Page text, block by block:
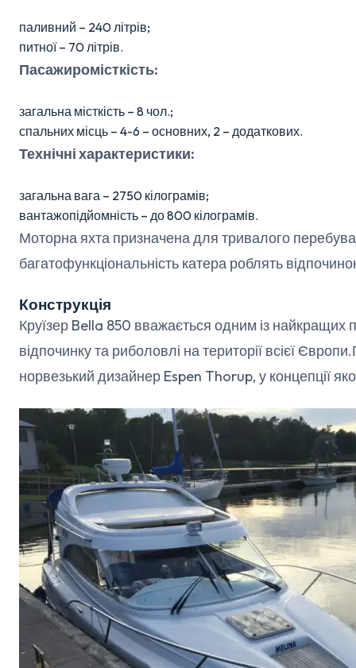
паливний – 240 літрів;
питної – 70 літрів.
Пасажиромісткість:
загальна місткість – 8 чол.;
спальних місць – 4-6 – основних, 2 – додаткових.
Технічні характеристики:
загальна вага – 2750 кілограмів;
вантажопідйомність – до 800 кілограмів.
Моторна яхта призначена для тривалого
багатофункціональність катера роблять
Конструкція
Круїзер Bella 850 вважається одним із найкращих
відпочинку та риболовлі на території всієї
норвезький дизайнер Espen Thorup, у концепції